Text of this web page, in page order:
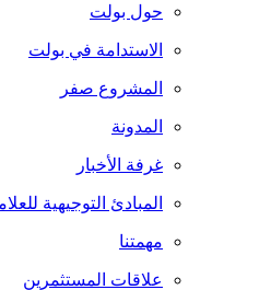
حول بولت
الاستدامة في بولت
المشروع صفر
المدونة
غرفة الأخبار
المبادئ التوجيهية للعلامة
مهمتنا
علاقات المستثمرين